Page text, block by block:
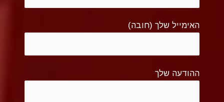
האימייל שלך (חובה)
ההודעה שלך